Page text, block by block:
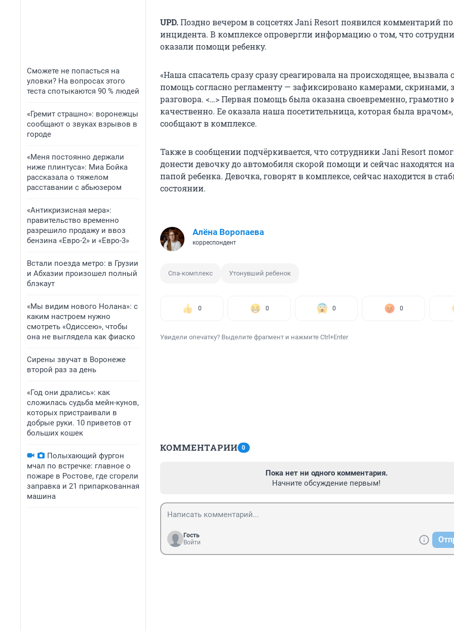
Сможете не попасться на
уловки? На вопросах этого
теста спотыкаются 90 % людей
«Гремит страшно»: воронежцы
сообщают о звуках взрывов в
городе
«Меня постоянно держали
ниже плинтуса»: Миа Бойка
рассказала о тяжелом
расставании с абьюзером
«Антикризисная мера»:
правительство временно
разрешило продажу и ввоз
бензина «Евро-2» и «Евро-3»
Встали поезда метро: в Грузии
и Абхазии произошел полный
блэкаут
«Мы видим нового Нолана»: с
каким настроем нужно
смотреть «Одиссею», чтобы
она не выглядела как фиаско
Сирены звучат в Воронеже
второй раз за день
«Год они дрались»: как
сложилась судьба мейн-кунов,
которых пристраивали в
добрые руки. 10 приветов от
больших кошек
Полыхающий фургон
мчал по встречке: главное о
пожаре в Ростове, где сгорели
заправка и 21 припаркованная
машина
UPD.Поздно вечером в соцсетях Jani Resort появился комментарий
инцидента. В комплексе опровергли информацию о том, что
оказали помощи ребенку.
«Наша спасатель сразу сразу среагировала на происходящее, вызвала
помощь согласно регламенту — зафиксировано камерами, скринами,
разговора. <…> Первая помощь была оказана своевременно, грамотно
качественно. Ее оказала наша посетительница, которая была
сообщают в комплексе.
Также в сообщении подчёркивается, что сотрудники Jani Resort
донести девочку до автомобиля скорой помощи и сейчас находятся
папой ребенка. Девочка, говорят в комплексе, сейчас находится в
состоянии.
Алёна Воропаева
корреспондент
Спа-комплекс Утонувший ребенок
0 0 0 0
Увидели опечатку? Выделите фрагмент и нажмите Ctrl+Enter
КОММЕНТАРИИ 0
Пока нет ни одного комментария.
Начните обсуждение первым!
Гость
Войти